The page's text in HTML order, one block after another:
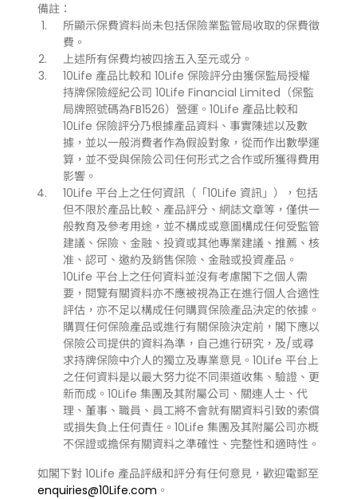
備註：
所顯示保費資料尚未包括保險業監管局收取的保費徵
費。
上述所有保費均被四捨五入至元或分。
10Life 產品比較和 10Life 保險評分由獲保監局授權
持牌保險經紀公司 10Life Financial Limited（保監
局牌照號碼為FB1526）營運。10Life 產品比較和
10Life 保險評分乃根據產品資料、事實陳述以及數
據，並以一般消費者作為假設對象，從而作出數學運
算，並不受與保險公司任何形式之合作或所獲得費用
影響。
10Life 平台上之任何資訊（「10Life 資訊」），包括
但不限於產品比較、產品評分、網誌文章等，僅供一
般教育及參考用途，並不構成或意圖構成任何受監管
建議、保險、金融、投資或其他專業建議、推薦、核
准、認可、邀約及銷售保險、金融或投資產品。
10Life 平台上之任何資料並沒有考慮閣下之個人需
要，閱覽有關資料亦不應被視為正在進行個人合適性
評估，亦不足以構成任何購買保險產品決定的依據。
購買任何保險產品或進行有關保險決定前，閣下應以
保險公司提供的資料為準，自己進行研究，及/或尋
求持牌保險中介人的獨立及專業意見。10Life 平台上
之任何資料是以最大努力從不同渠道收集、驗證、更
新而成。10Life 集團及其附屬公司、關連人士、代
理、董事、職員、員工將不會就有關資料引致的索償
或損失負上任何責任。10Life 集團及其附屬公司亦概
不保證或擔保有關資料之準確性、完整性和適時性。
如閣下對 10Life 產品評級和評分有任何意見，歡迎電郵至
enquiries@10Life.com 。